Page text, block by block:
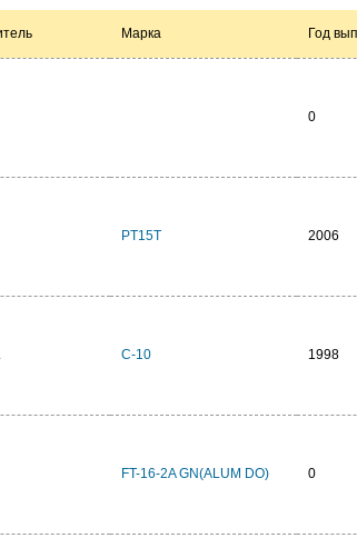
Марка Год
0
PT15T 2006
C-10 1998
FT-16-2A GN(ALUM DO) 0